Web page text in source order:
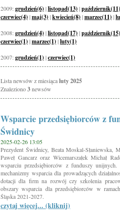
2009:grudzień(6)|listopad(13)|październik(11)
czerwiec(4)|maj(3)|kwiecień(8)|marzec(11)|
2008:grudzień(4)|listopad(17)|październik(15)
czerwiec(1)|marzec(1)|luty(1)
2007:grudzień(1)|czerwiec(1)
Lista newsów z miesiącaluty 2025
Znaleziono3newsów
Wsparcie przedsiębiorców z
Świdnicy
2025-02-26 13:05
Prezydent Świdnicy, Beata Moskal-Słaniewska,
Paweł Gancarz oraz Wicemarszałek Michał
wsparciu przedsiębiorców z funduszy
mechanizmy wsparcia dla prowadzących
dotacji dla firm na rozwój czy szkolenia
obszary wsparcia dla przedsiębiorców w
Śląska 2021-2027.
czytaj więcej... (kliknij)